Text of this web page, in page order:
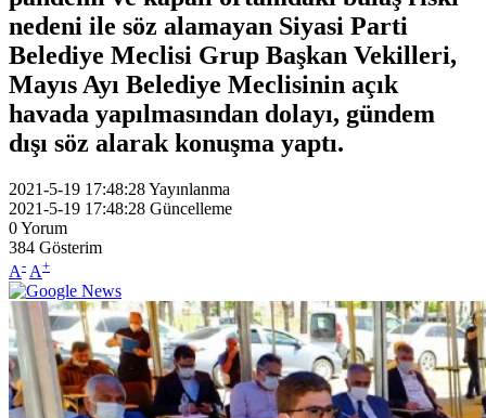
nedeni ile söz alamayan Siyasi Parti
Belediye Meclisi Grup Başkan Vekilleri,
Mayıs Ayı Belediye Meclisinin açık
havada yapılmasından dolayı, gündem
dışı söz alarak konuşma yaptı.
2021-5-19 17:48:28Yayınlanma
2021-5-19 17:48:28 Güncelleme
0Yorum
384 Gösterim
A- A+